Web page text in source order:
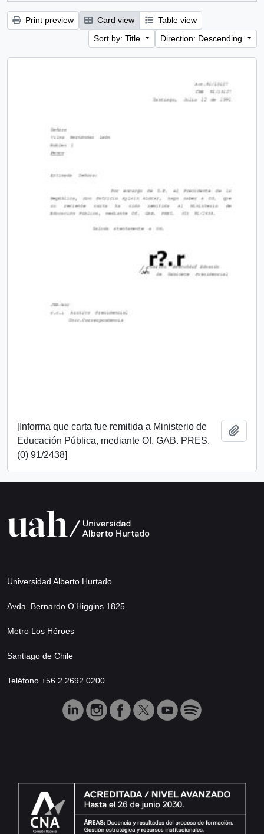
Print preview Card view
Table view
Sort by: Title
Direction: Descending
[Informa que carta fue remitida a Ministerio de
Educación Pública, mediante Of. GAB. PRES.
(0) 91/2438]
Universidad Alberto Hurtado
Avda. Bernardo O’Higgins 1825
Metro Los Héroes
Santiago de Chile
Teléfono +56 2 2692 0200